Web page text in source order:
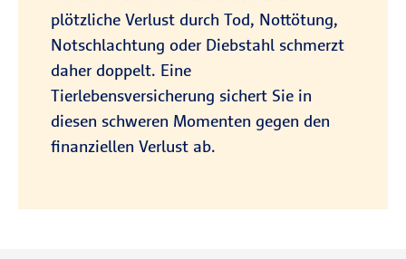
plötzliche Verlust durch Tod, Nottötung,
Notschlachtung oder Diebstahl schmerzt
daher doppelt. Eine
Tierlebensversicherung sichert Sie in
diesen schweren Momenten gegen den
finanziellen Verlust ab.